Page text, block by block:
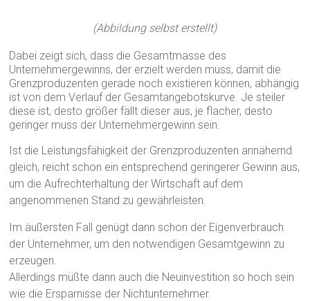
(Abbildung selbst erstellt)
Dabei zeigt sich, dass die Gesamtmasse des
Unternehmergewinns, der erzielt werden muss, damit die
Grenzproduzenten gerade noch existieren können, abhängig
ist von dem Verlauf der Gesamtangebotskurve. Je steiler
diese ist, desto größer fällt dieser aus, je flacher, desto
geringer muss der Unternehmergewinn sein.
Ist die Leistungsfähigkeit der Grenzproduzenten annähernd
gleich, reicht schon ein entsprechend geringerer Gewinn aus,
um die Aufrechterhaltung der Wirtschaft auf dem
angenommenen Stand zu gewährleisten.
Im äußersten Fall genügt dann schon der Eigenverbrauch
der Unternehmer, um den notwendigen Gesamtgewinn zu
erzeugen.
Allerdings müßte dann auch die Neuinvestition so hoch sein
wie die Ersparnisse der Nichtunternehmer.